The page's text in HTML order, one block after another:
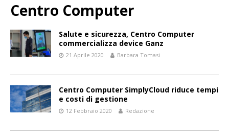
Centro Computer
Salute e sicurezza, Centro Computer
commercializza device Ganz
21 Aprile 2020 Barbara Tomasi
Centro Computer SimplyCloud riduce tempi
e costi di gestione
12 Febbraio 2020 Redazione